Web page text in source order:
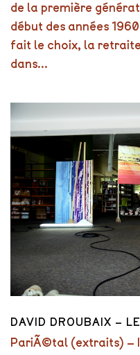
de la première
début des années
fait le choix, la
dans...
DAVID DROUBAIX –
PariÃ©tal (extraits) –